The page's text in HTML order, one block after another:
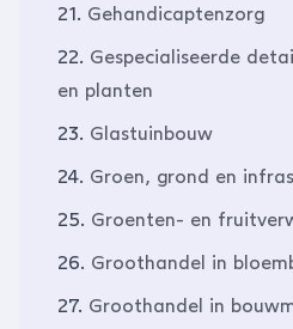
21. Gehandicaptenzorg
22. Gespecialiseerde
en planten
23. Glastuinbouw
24. Groen, grond en
25. Groenten- en
26. Groothandel in
27. Groothandel in